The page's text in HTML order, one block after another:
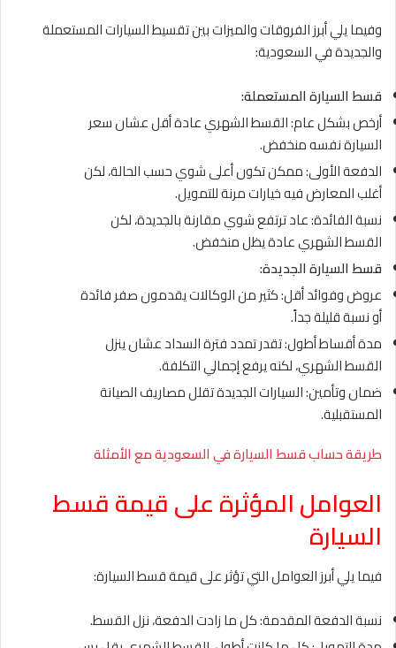
وفيما يلي أبرز الفروقات والميزات بين تقسيط السيارات المستعملة
والجديدة في السعودية:
قسط السيارة المستعملة:
أرخص بشكل عام: القسط الشهري عادة أقل عشان سعر
السيارة نفسه منخفض.
الدفعة الأولى: ممكن تكون أعلى شوي حسب الحالة، لكن
أغلب المعارض فيه خيارات مرنة للتمويل.
نسبة الفائدة: عاد ترتفع شوي مقارنة بالجديدة، لكن
القسط الشهري عادة يظل منخفض.
قسط السيارة الجديدة:
عروض وفوائد أقل: كثير من الوكالات يقدمون صفر فائدة
أو نسبة قليلة جداً.
مدة أقساط أطول: تقدر تمدد فترة السداد عشان ينزل
القسط الشهري، لكنه يرفع إجمالي التكلفة.
ضمان وتأمين: السيارات الجديدة تقلل مصاريف الصيانة
المستقبلية.
طريقة حساب قسط السيارة في السعودية مع الأمثلة
العوامل المؤثرة على قيمة قسط
السيارة
فيما يلي أبرز العوامل التي تؤثر على قيمة قسط السيارة:
نسبة الدفعة المقدمة: كل ما زادت الدفعة، نزل القسط.